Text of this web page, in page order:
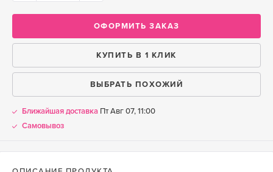
ОФОРМИТЬ ЗАКАЗ
КУПИТЬ В 1 КЛИК
ВЫБРАТЬ ПОХОЖИЙ
Ближайшая доставка Пт Авг 07, 11:00
Самовывоз